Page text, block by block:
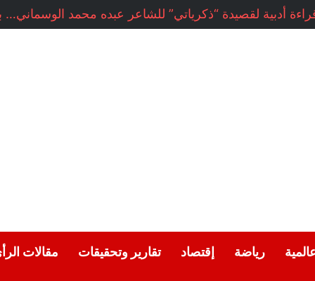
أدبية لقصيدة “ذكرياتي” للشاعر عبده محمد الوسماني…
رياضة إقتصاد تقارير وتحقيقات مقالات